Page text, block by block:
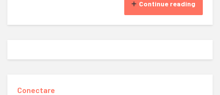
Continue reading
Conectare